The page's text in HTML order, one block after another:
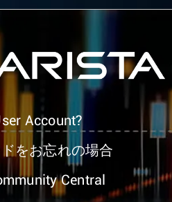
Account?
をお忘れの場合
Central